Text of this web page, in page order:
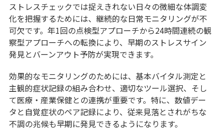
ストレスチェックでは捉えきれない日々の微細な体調変
化を把握するためには、継続的な日常モニタリングが不
可欠です。年1回の点検型アプローチから24時間連続の観
察型アプローチへの転換により、早期のストレスサイン
発見とバーンアウト予防が実現できます。
効果的なモニタリングのためには、基本バイタル測定と
主観的症状記録の組み合わせ、適切なツール選択、そし
て医療・産業保健との連携が重要です。特に、数値デー
タと自覚症状のペア記録により、従来見落とされがちな
不調の兆候も早期に発見できるようになります。